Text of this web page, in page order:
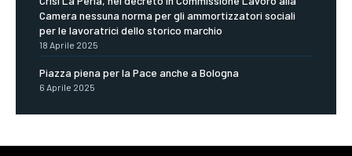
Camera nessuna norma per gli ammortizzatori sociali
per le lavoratrici dello storico marchio
18 Aprile 2025
Piazza piena per la Pace anche a Bologna
6 Aprile 2025